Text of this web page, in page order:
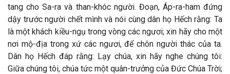
tang cho Sa-ra và than-khóc người. Đoạn, Áp-ra-ham đứng
dậy trước người chết mình và nói cùng dân họ Hếch rằng: Ta
là một khách kiều-ngụ trong vòng các ngươi; xin hãy cho một
nơi mộ-địa trong xứ các ngươi, để chôn người thác của ta.
Dân họ Hếch đáp rằng: Lạy chúa, xin hãy nghe chúng tôi:
Giữa chúng tôi, chúa tức một quân-trưởng của Đức Chúa Trời;